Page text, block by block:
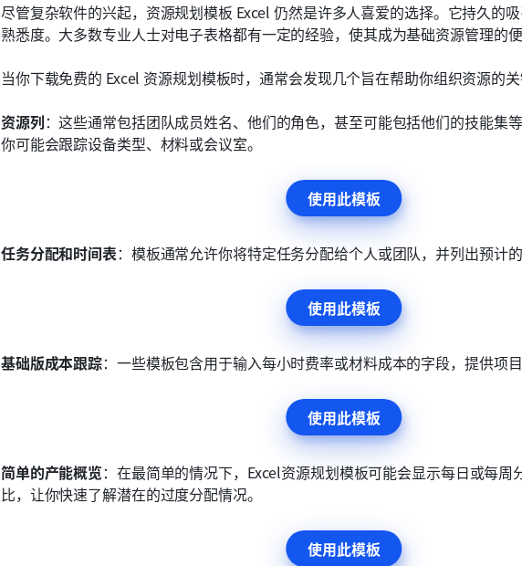
尽管复杂软件的兴起，资源规划模板 Excel 仍然是许多人喜爱的选择。它持久的
熟悉度。大多数专业人士对电子表格都有一定的经验，使其成为基础资源管理的便
当你下载免费的 Excel 资源规划模板时，通常会发现几个旨在帮助你组织资源的关
资源列：这些通常包括团队成员姓名、他们的角色，甚至可能包括他们的技能集
你可能会跟踪设备类型、材料或会议室。
使用此模板
任务分配和时间表：模板通常允许你将特定任务分配给个人或团队，并列出预计
使用此模板
基础版成本跟踪：一些模板包含用于输入每小时费率或材料成本的字段，提供项
使用此模板
简单的产能概览：在最简单的情况下，Excel资源规划模板可能会显示每日或每周
比，让你快速了解潜在的过度分配情况。
使用此模板